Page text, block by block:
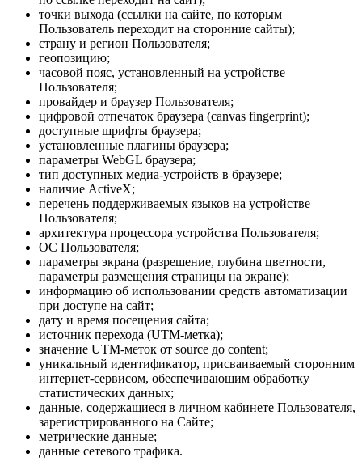
точки выхода (ссылки на сайте, по которым
Пользователь переходит на сторонние сайты);
страну и регион Пользователя;
геопозицию;
часовой пояс, установленный на устройстве
Пользователя;
провайдер и браузер Пользователя;
цифровой отпечаток браузера (canvas fingerprint);
доступные шрифты браузера;
установленные плагины браузера;
параметры WebGL браузера;
тип доступных медиа-устройств в браузере;
наличие ActiveX;
перечень поддерживаемых языков на устройстве
Пользователя;
архитектура процессора устройства Пользователя;
ОС Пользователя;
параметры экрана (разрешение, глубина цветности,
параметры размещения страницы на экране);
информацию об использовании средств автоматизации
при доступе на сайт;
дату и время посещения сайта;
источник перехода (UTM-метка);
значение UTM-меток от source до content;
уникальный идентификатор, присваиваемый сторонним
интернет-сервисом, обеспечивающим обработку
статистических данных;
данные, содержащиеся в личном кабинете Пользователя,
зарегистрированного на Сайте;
метрические данные;
данные сетевого трафика.